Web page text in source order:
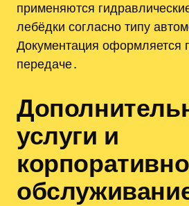
применяются
лебёдки согласно типу
Документация оформляется
передаче․
услуги и